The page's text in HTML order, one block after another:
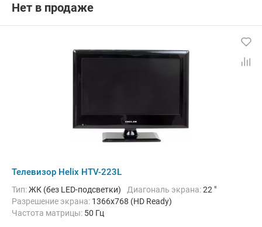
Нет в продаже
Телевизор Helix HTV-223L
Тип:ЖК (без LED-подсветки) Диагональ экрана:22 "
Разрешение экрана: 1366x768 (HD Ready)
Частота матрицы: 50 Гц